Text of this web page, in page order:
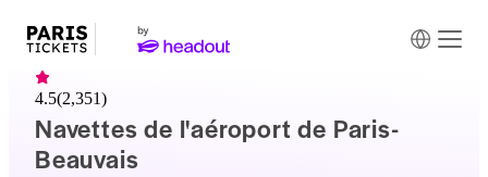
Navettes de l'aéroport de Paris-
Beauvais
4.5(2,351)